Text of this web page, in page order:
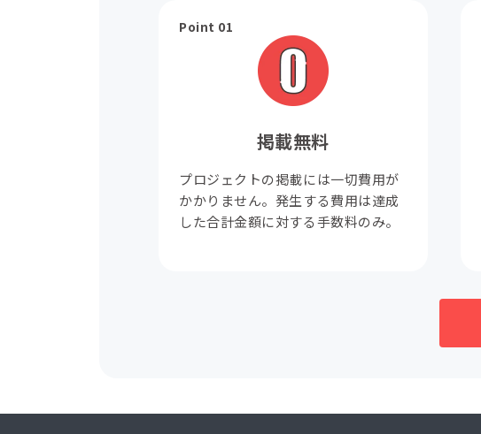
Point 01
掲載無料
プロジェクトの掲載には一切費用が
かかりません。発生する費用は達成
した合計金額に対する手数料のみ。